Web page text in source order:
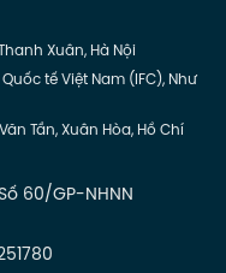
Xuân, Hà Nội
tế Việt Nam (IFC), Như
Tần, Xuân Hòa, Hồ Chí
Số 60/GP-NHNN